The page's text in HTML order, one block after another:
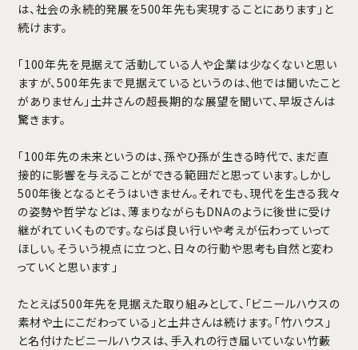
は、社会の永続的発展を500年先も実現することにあります」と
続けます。
「100年先を見据えて活動している人や企業は少なくないと思い
ますが、500年先まで見据えているというのは、他では聞いたこと
がありません」土井さんの超長期的な展望を聞いて、早坂さんは
驚きます。
「100年先の未来というのは、孫やひ孫が生きる時代で、まだ直
接的に影響を与えることができる範囲だと思っています。しかし
500年後となるとそうはいきません。それでも、現代を生きる我々
の姿勢や哲学などは、薄まりながらもDNAのように後世に受け
継がれていくものです。ならば良い行いや考えが伝わっていって
ほしい。そういう視点に立つと、日々の行動や思考も自然と変わ
っていくと思います」
たとえば500年先を見据えた取り組みとして、「ビニールハウスの
素材や土にこだわっている」と土井さんは続けます。「竹ハウス」
と名付けたビニールハウスは、手入れの行き届いていない竹藪